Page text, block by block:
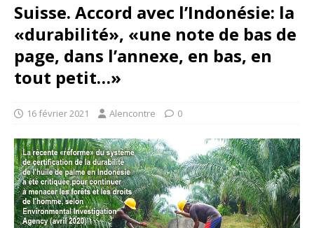
Suisse. Accord avec l’Indonésie: la
«durabilité», «une note de bas de
page, dans l’annexe, en bas, en
tout petit…»
16 février 2021 Alencontre 0